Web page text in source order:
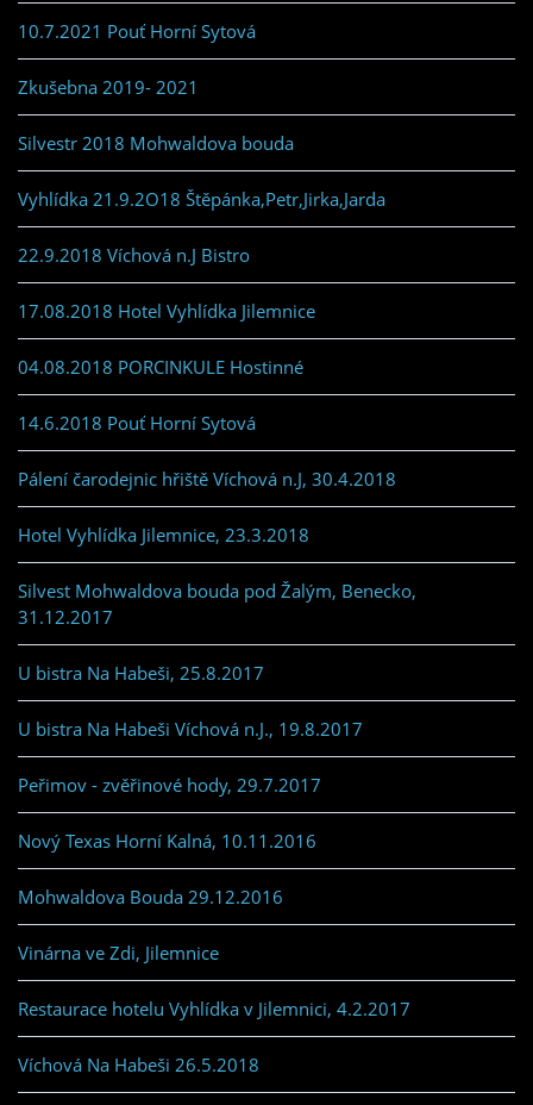
10.7.2021 Pouť Horní Sytová
Zkušebna 2019- 2021
Silvestr 2018 Mohwaldova bouda
Vyhlídka 21.9.2O18 Štěpánka,Petr,Jirka,Jarda
22.9.2018 Víchová n.J Bistro
17.08.2018 Hotel Vyhlídka Jilemnice
04.08.2018 PORCINKULE Hostinné
14.6.2018 Pouť Horní Sytová
Pálení čarodejnic hřiště Víchová n.J, 30.4.2018
Hotel Vyhlídka Jilemnice, 23.3.2018
Silvest Mohwaldova bouda pod Žalým, Benecko,
31.12.2017
U bistra Na Habeši, 25.8.2017
U bistra Na Habeši Víchová n.J., 19.8.2017
Peřimov - zvěřinové hody, 29.7.2017
Nový Texas Horní Kalná, 10.11.2016
Mohwaldova Bouda 29.12.2016
Vinárna ve Zdi, Jilemnice
Restaurace hotelu Vyhlídka v Jilemnici, 4.2.2017
Víchová Na Habeši 26.5.2018